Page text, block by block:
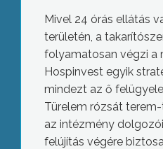
Mivel 24 órás ellátás
területén, a
folyamatosan végzi a
Hospinvest egyik
mindezt az ő
Türelem rózsát
az intézmény
felújítás végére